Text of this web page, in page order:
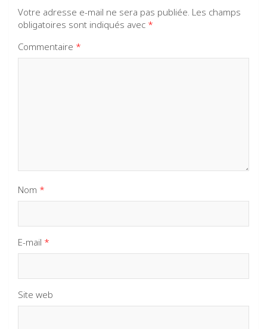
Votre adresse e-mail ne sera pas publiée. Les champs
obligatoires sont indiqués avec *
Commentaire *
Nom *
E-mail *
Site web